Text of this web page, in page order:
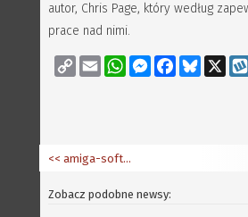
autor, Chris Page, który według
prace nad nimi.
Copy
Link
Email WhatsAppMessenger
FacebookBluesky
<< amiga-software.com znika
Zobacz podobne newsy: